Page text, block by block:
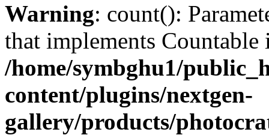
Warning: count():
that implements Countable
/home/symbghu1/
content/plugins/nextgen-
gallery/products/